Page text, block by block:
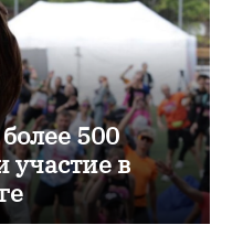
500
участие в